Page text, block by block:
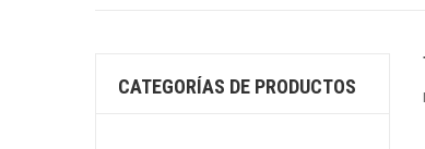
CATEGORÍAS DE PRODUCTOS